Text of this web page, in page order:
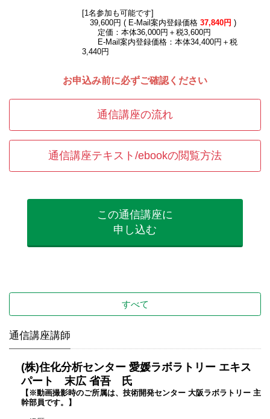
[1名参加も可能です]
39,600円 ( E-Mail案内登録価格 37,840円 )
定価：本体36,000円＋税3,600円
E-Mail案内登録価格：本体34,400円＋税
3,440円
お申込み前に必ずご確認ください
通信講座の流れ
通信講座テキスト/ebookの閲覧方法
この通信講座に
申し込む
すべて
通信講座講師
(株)住化分析センター 愛媛ラボラトリー エキス
パート 末広 省吾 氏
【※動画撮影時のご所属は、技術開発センター 大阪ラボラトリー 主
幹部員です。】